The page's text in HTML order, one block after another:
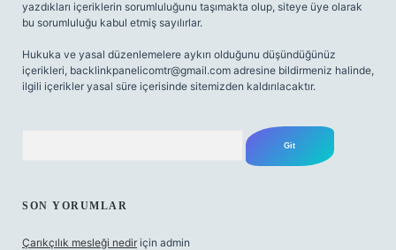
yazdıkları içeriklerin sorumluluğunu taşımakta olup, siteye üye olarak
bu sorumluluğu kabul etmiş sayılırlar.
Hukuka ve yasal düzenlemelere aykırı olduğunu düşündüğünüz
içerikleri, backlinkpanelicomtr@gmail.com adresine bildirmeniz halinde,
ilgili içerikler yasal süre içerisinde sitemizden kaldırılacaktır.
SON YORUMLAR
Çarıkçılık mesleği nedir için admin